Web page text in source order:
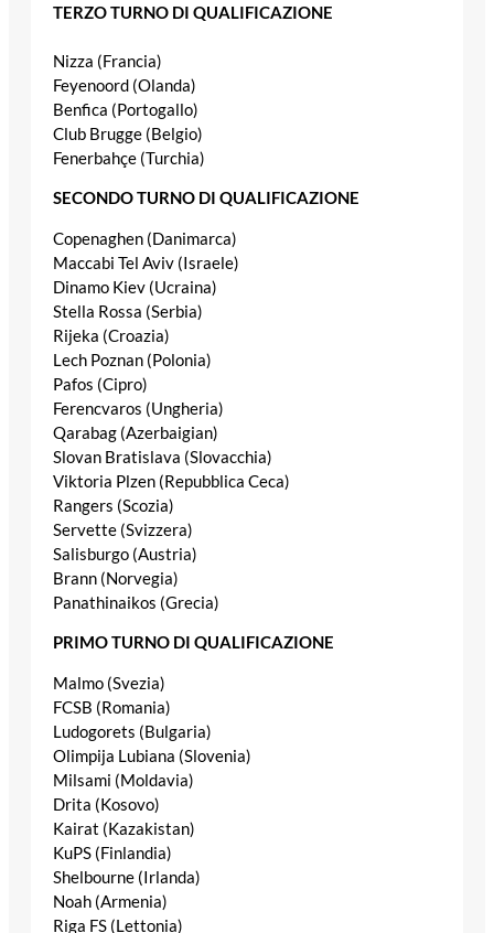
TERZO TURNO DI QUALIFICAZIONE
Nizza (Francia)
Feyenoord (Olanda)
Benfica (Portogallo)
Club Brugge (Belgio)
Fenerbahçe (Turchia)
SECONDO TURNO DI QUALIFICAZIONE
Copenaghen (Danimarca)
Maccabi Tel Aviv (Israele)
Dinamo Kiev (Ucraina)
Stella Rossa (Serbia)
Rijeka (Croazia)
Lech Poznan (Polonia)
Pafos (Cipro)
Ferencvaros (Ungheria)
Qarabag (Azerbaigian)
Slovan Bratislava (Slovacchia)
Viktoria Plzen (Repubblica Ceca)
Rangers (Scozia)
Servette (Svizzera)
Salisburgo (Austria)
Brann (Norvegia)
Panathinaikos (Grecia)
PRIMO TURNO DI QUALIFICAZIONE
Malmo (Svezia)
FCSB (Romania)
Ludogorets (Bulgaria)
Olimpija Lubiana (Slovenia)
Milsami (Moldavia)
Drita (Kosovo)
Kairat (Kazakistan)
KuPS (Finlandia)
Shelbourne (Irlanda)
Noah (Armenia)
Riga FS (Lettonia)